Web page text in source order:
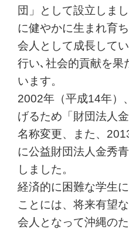
団」として設立しま
に健やかに生まれ育
会人として成長して
行い､社会的貢献を果
います。
2002年（平成14年）
げるため「財団法人
名称変更、また、
に公益財団法人金秀
しました。
経済的に困難な学生
ことには、将来有望
会人となって沖縄の